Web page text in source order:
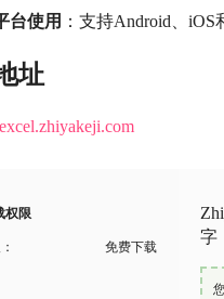
台使用 ：支持Android、iOS
址
权限
免费下载
字